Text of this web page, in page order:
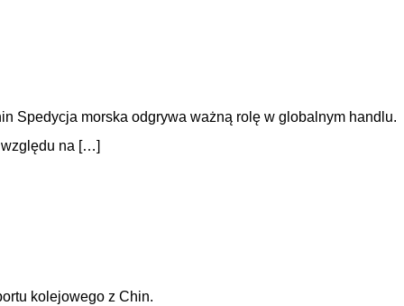
Spedycja morska odgrywa ważną rolę w globalnym handlu.
względu na […]
kolejowego z Chin.